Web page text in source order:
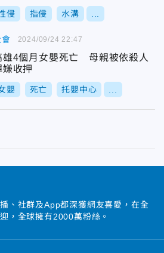
侵 指侵 水溝
雄4個月女嬰死亡 母親被依殺人
嫌收押
嬰 死亡 托嬰中心
2024/09/24 22:47
、社群及App都深獲網友喜愛，在全
，全球擁有2000萬粉絲。